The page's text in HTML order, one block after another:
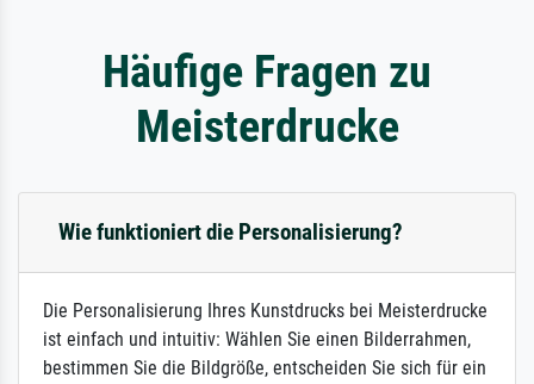
Häufige Fragen zu
Meisterdrucke
Wie funktioniert die Personalisierung?
Die Personalisierung Ihres Kunstdrucks bei Meisterdrucke
ist einfach und intuitiv: Wählen Sie einen Bilderrahmen,
bestimmen Sie die Bildgröße, entscheiden Sie sich für ein